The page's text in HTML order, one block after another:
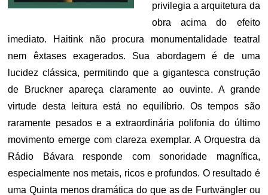
privilegia a arquitetura da
obra acima do efeito
imediato. Haitink não procura monumentalidade teatral
nem êxtases exagerados. Sua abordagem é de uma
lucidez clássica, permitindo que a gigantesca construção
de Bruckner apareça claramente ao ouvinte. A grande
virtude desta leitura está no equilíbrio. Os tempos são
raramente pesados e a extraordinária polifonia do último
movimento emerge com clareza exemplar. A Orquestra da
Rádio Bávara responde com sonoridade magnífica,
especialmente nos metais, ricos e profundos. O resultado é
uma Quinta menos dramática do que as de Furtwängler ou